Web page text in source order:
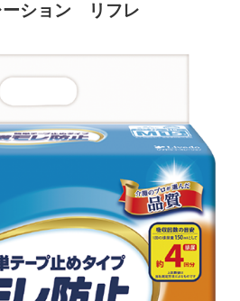
ーション リフレ